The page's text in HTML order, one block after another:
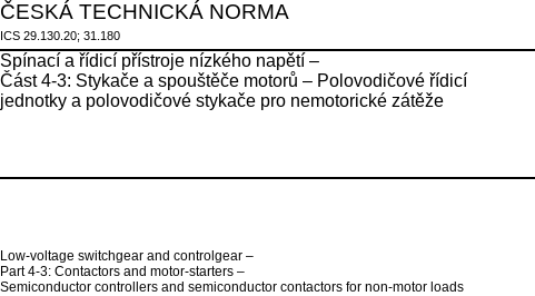
ČESKÁ TECHNICKÁ NORMA
ICS 29.130.20; 31.180
Spínací a řídicí přístroje nízkého napětí –
Část 4-3: Stykače a spouštěče motorů – Polovodičové řídicí
jednotky a polovodičové stykače pro nemotorické zátěže
Low-voltage switchgear and controlgear –
Part 4-3: Contactors and motor-starters –
Semiconductor controllers and semiconductor contactors for non-motor loads